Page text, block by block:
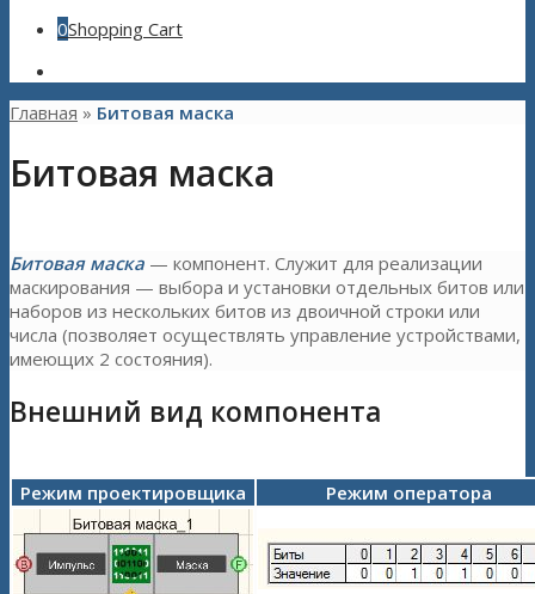
0Shopping Cart
Главная » Битовая маска
Битовая маска
Битовая маска — компонент. Служит для реализации
маскирования — выбора и установки отдельных битов или
наборов из нескольких битов из двоичной строки или
числа (позволяет осуществлять управление устройствами,
имеющих 2 состояния).
Внешний вид компонента
Режим проектировщика Режим оператора